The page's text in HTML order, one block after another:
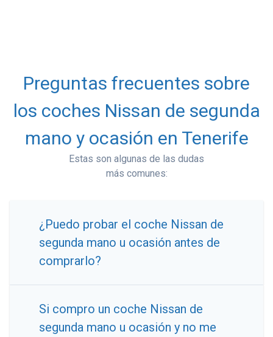
Preguntas frecuentes sobre
los coches Nissan de segunda
mano y ocasión en Tenerife
Estas son algunas de las dudas
más comunes:
¿Puedo probar el coche Nissan de
segunda mano u ocasión antes de
comprarlo?
Si compro un coche Nissan de
segunda mano u ocasión y no me